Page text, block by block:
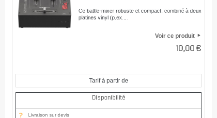
Ce battle-mixer robuste et compact, combiné à deux
platines vinyl (p.ex....
Voir ce produit
10,00 €
Tarif à partir de
Disponibilité
Livraison sur devis